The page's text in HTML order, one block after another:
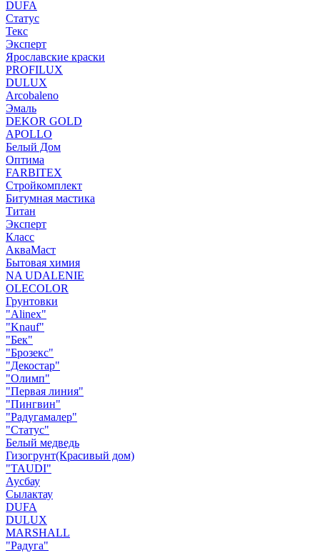
DUFA
Статус
Текс
Эксперт
Ярославские краски
PROFILUX
DULUX
Arcobaleno
Эмаль
DEKOR GOLD
APOLLO
Белый Дом
Оптима
FARBITEX
Стройкомплект
Битумная мастика
Титан
Эксперт
Класс
АкваМаст
Бытовая химия
NA UDALENIE
OLECOLOR
Грунтовки
"Alinex"
"Knauf"
"Бек"
"Брозекс"
"Декостар"
"Олимп"
"Первая линия"
"Пингвин"
"Радугамалер"
"Статус"
Белый медведь
Гизогрунт(Красивый дом)
"TAUDI"
Аусбау
Сылактау
DUFA
DULUX
MARSHALL
"Радуга"